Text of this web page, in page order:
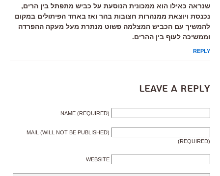
שנראה כאילו הוא ממכונית הנוסעת על כביש מתפתל בין הרים,
נכנסת ויוצאת ממנהרות חצובות בהר ואז באחד הפיתולים במקום
להמשיך עם הכביש המצלמה פשוט מנתרת מעל מעקה ההפרדה
וממשיכה לעוף בין ההרים.
REPLY
Leave a Reply
NAME (REQUIRED)
MAIL (WILL NOT BE PUBLISHED)
(REQUIRED)
WEBSITE